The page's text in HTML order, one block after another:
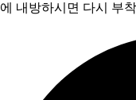
에 내방하시면 다시 부